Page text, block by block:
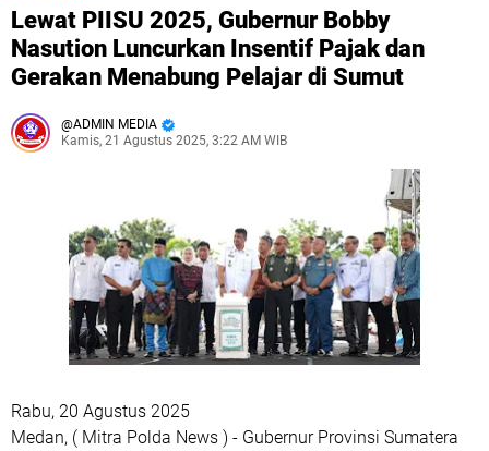
Lewat PIISU 2025, Gubernur Bobby
Nasution Luncurkan Insentif Pajak dan
Gerakan Menabung Pelajar di Sumut
ADMIN MEDIA
Kamis, 21 Agustus 2025, 3:22 AM WIB
Rabu, 20 Agustus 2025
Medan, ( Mitra Polda News ) - Gubernur Provinsi Sumatera